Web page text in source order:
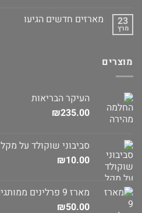
23
מרץ
מארזים חדשים הגיעו
מוצרים
העיקר הבריאות
₪235.00
סביבוני שוקולד על מקל
₪10.00
מארז 9 פרלינים ממותגים להצלחה
₪50.00